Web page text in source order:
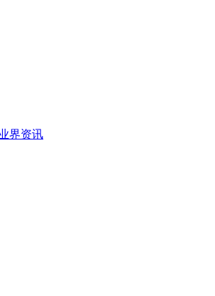
界资讯